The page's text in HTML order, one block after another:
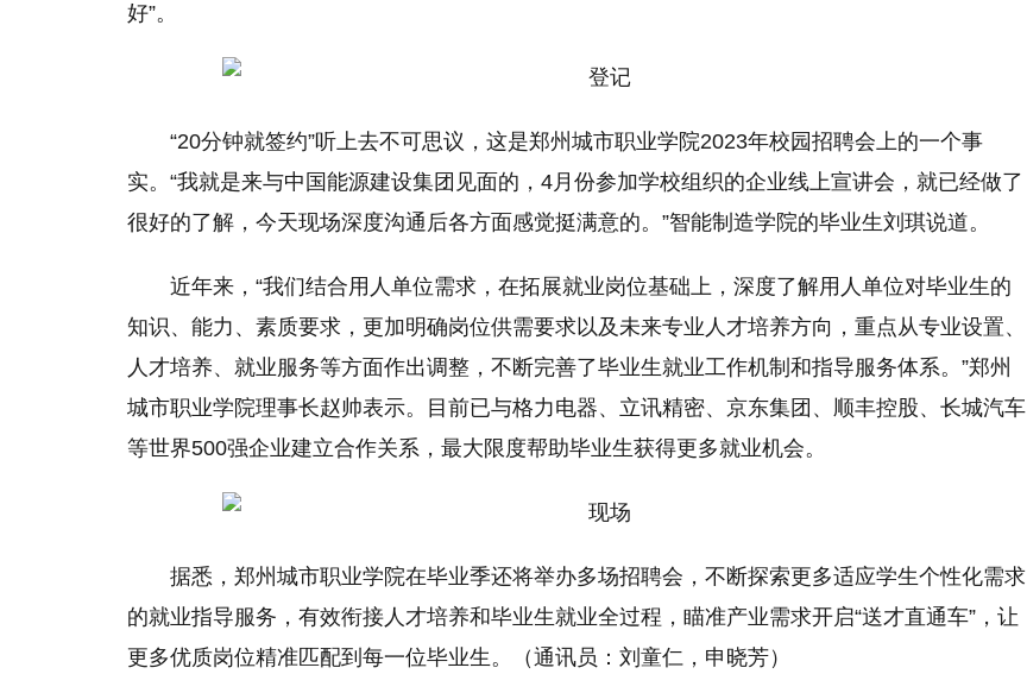
好”。
“20分钟就签约”听上去不可思议，这是郑州城市职业学院2023年校园招聘会上的一个事
实。“我就是来与中国能源建设集团见面的，4月份参加学校组织的企业线上宣讲会，就已经做了
很好的了解，今天现场深度沟通后各方面感觉挺满意的。”智能制造学院的毕业生刘琪说道。
近年来，“我们结合用人单位需求，在拓展就业岗位基础上，深度了解用人单位对毕业生的
知识、能力、素质要求，更加明确岗位供需要求以及未来专业人才培养方向，重点从专业设置、
人才培养、就业服务等方面作出调整，不断完善了毕业生就业工作机制和指导服务体系。”郑州
城市职业学院理事长赵帅表示。目前已与格力电器、立讯精密、京东集团、顺丰控股、长城汽车
等世界500强企业建立合作关系，最大限度帮助毕业生获得更多就业机会。
据悉，郑州城市职业学院在毕业季还将举办多场招聘会，不断探索更多适应学生个性化需求
的就业指导服务，有效衔接人才培养和毕业生就业全过程，瞄准产业需求开启“送才直通车”，让
更多优质岗位精准匹配到每一位毕业生。（通讯员：刘童仁，申晓芳）